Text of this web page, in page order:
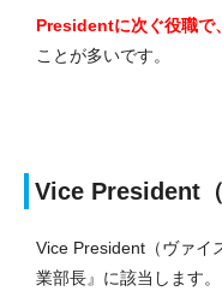
Presidentに次ぐ役職で
ことが多いです。
Vice President（
Vice President（ヴァイ
業部長』に該当します。